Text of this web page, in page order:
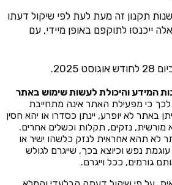
תקנון זה מעת לעת לפי שיקול דעתו
ייכנסו לתוקפם באופן מיידי, עם
2025.
המידע והיכולת לעשות שימוש באתר
כי מפעילת האתר אינה מתחייבת
באתר לא יופרע, יינתן כסדרו או יהא חסין
מורשית, נזקים, תקלות וכשלים אחרים.
לא תהא אחראית לנזק כלשהו ישיר או
נפש וכיוצא בכך, שייגרם לגולש
גורמים, ככל וייגרם.